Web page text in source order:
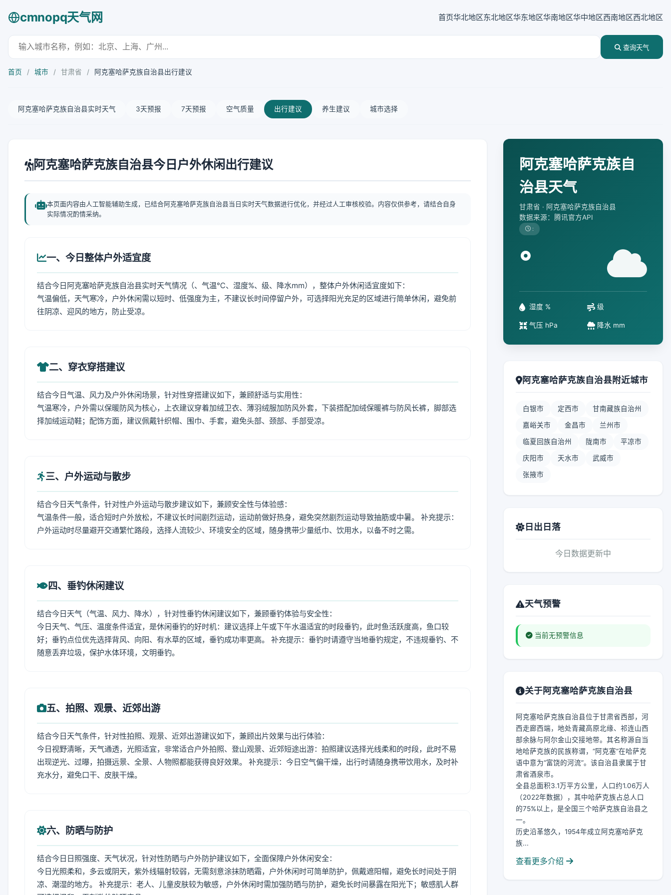
cmnopq天气网 首页华北地区东北地区华东地区华南地区华中地区西南地区西北地区
查询天气
首页 / 城市 / 甘肃省 / 阿克塞哈萨克族自治县出行建议
阿克塞哈萨克族自治县实时天气 3天预报 7天预报 空气质量 出行建议 养生建议 城市选择
阿克塞哈萨克族自治县今日户外休闲出行建议
本页面内容由人工智能辅助生成，已结合阿克塞哈萨克族自治县当日实时天气数据进行优化，并经过人工审核校验。内容仅供参考，请结合自身
实际情况酌情采纳。
一、今日整体户外适宜度
结合今日阿克塞哈萨克族自治县实时天气情况（、气温℃、湿度%、级、降水mm），整体户外休闲适宜度如下：
气温偏低，天气寒冷，户外休闲需以短时、低强度为主，不建议长时间停留户外，可选择阳光充足的区域进行简单休闲，避免前
往阴凉、迎风的地方，防止受凉。
二、穿衣穿搭建议
结合今日气温、风力及户外休闲场景，针对性穿搭建议如下，兼顾舒适与实用性：
气温寒冷，户外需以保暖防风为核心，上衣建议穿着加绒卫衣、薄羽绒服加防风外套，下装搭配加绒保暖裤与防风长裤，脚部选
择加绒运动鞋；配饰方面，建议佩戴针织帽、围巾、手套，避免头部、颈部、手部受凉。
三、户外运动与散步
结合今日天气条件，针对性户外运动与散步建议如下，兼顾安全性与体验感：
气温条件一般，适合短时户外放松，不建议长时间剧烈运动，运动前做好热身，避免突然剧烈运动导致抽筋或中暑。 补充提示：
户外运动时尽量避开交通繁忙路段，选择人流较少、环境安全的区域，随身携带少量纸巾、饮用水，以备不时之需。
四、垂钓休闲建议
结合今日天气（气温、风力、降水），针对性垂钓休闲建议如下，兼顾垂钓体验与安全性：
今日天气、气压、温度条件适宜，是休闲垂钓的好时机：建议选择上午或下午水温适宜的时段垂钓，此时鱼活跃度高，鱼口较
好；垂钓点位优先选择背风、向阳、有水草的区域，垂钓成功率更高。 补充提示：垂钓时请遵守当地垂钓规定，不违规垂钓、不
随意丢弃垃圾，保护水体环境，文明垂钓。
五、拍照、观景、近郊出游
结合今日天气条件，针对性拍照、观景、近郊出游建议如下，兼顾出片效果与出行体验：
今日视野清晰，天气通透，光照适宜，非常适合户外拍照、登山观景、近郊短途出游：拍照建议选择光线柔和的时段，此时不易
出现逆光、过曝，拍摄远景、全景、人物照都能获得良好效果。 补充提示：今日空气偏干燥，出行时请随身携带饮用水，及时补
充水分，避免口干、皮肤干燥。
六、防晒与防护
结合今日日照强度、天气状况，针对性防晒与户外防护建议如下，全面保障户外休闲安全：
今日光照柔和，多云或阴天，紫外线辐射较弱，无需刻意涂抹防晒霜，户外休闲时可简单防护，佩戴遮阳帽，避免长时间处于阴
凉、潮湿的地方。 补充提示：老人、儿童皮肤较为敏感，户外休闲时需加强防晒与防护，避免长时间暴露在阳光下；敏感肌人群
阿克塞哈萨克族自
治县天气
甘肃省 · 阿克塞哈萨克族自治县
数据来源：腾讯官方API
:
°
湿度 % 级
气压 hPa 降水 mm
阿克塞哈萨克族自治县附近城市
白银市 定西市 甘南藏族自治州
嘉峪关市 金昌市 兰州市
临夏回族自治州 陇南市 平凉市
庆阳市 天水市 武威市
张掖市
日出日落
今日数据更新中
天气预警
当前无预警信息
关于阿克塞哈萨克族自治县
阿克塞哈萨克族自治县位于甘肃省西部，河
西走廊西端，地处青藏高原北缘、祁连山西
部余脉与阿尔金山交接地带。其名称源自当
地哈萨克族的民族称谓，“阿克塞”在哈萨克
语中意为“富饶的河流”。该自治县隶属于甘
肃省酒泉市。
全县总面积3.1万平方公里，人口约1.06万人
（2022年数据），其中哈萨克族占总人口
的75%以上，是全国三个哈萨克族自治县之
一。
历史沿革悠久，1954年成立阿克塞哈萨克
族...
查看更多介绍